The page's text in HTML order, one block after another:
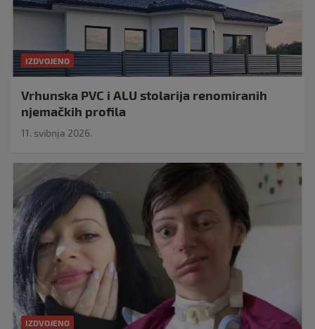
IZDVOJENO
Vrhunska PVC i ALU stolarija renomiranih
njemačkih profila
11. svibnja 2026.
IZDVOJENO